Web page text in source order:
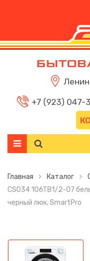
+7 (923) 047-
Главная Каталог
CS034 106TB1/2-07
черный люк, SmartPro